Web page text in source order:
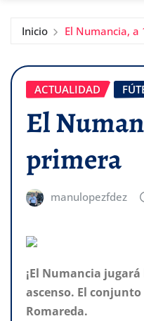
Inicio El Numancia, a
ACTUALIDAD
El
primera
manulopezfdez
¡El Numancia jugará
ascenso. El conjunto
Romareda.